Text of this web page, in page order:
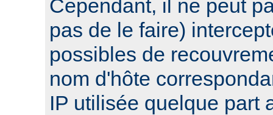
Cependant, il ne peut
pas de le faire)
possibles de
nom d'hôte
IP utilisée quelque part